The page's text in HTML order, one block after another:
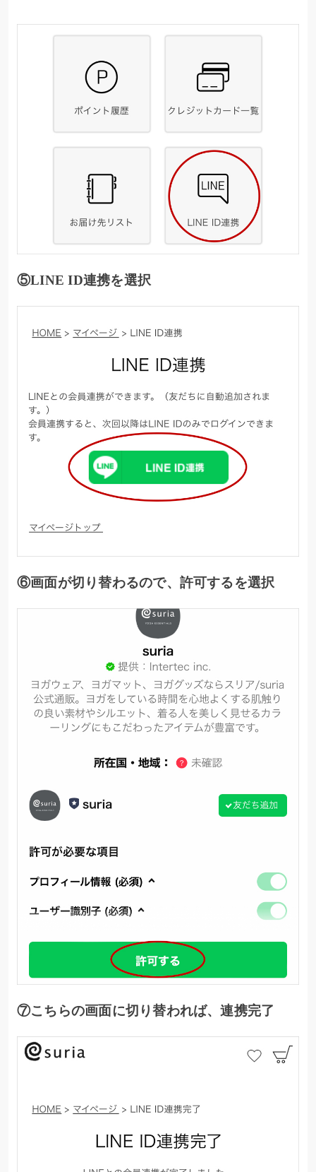
⑤LINE ID連携を選択
⑥画面が切り替わるので、許可するを選択
⑦こちらの画面に切り替われば、連携完了